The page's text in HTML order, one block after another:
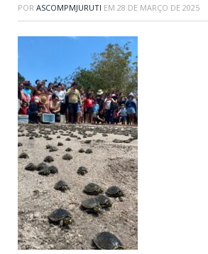
POR ASCOMPMJURUTI EM 28 DE MARÇO DE 2025